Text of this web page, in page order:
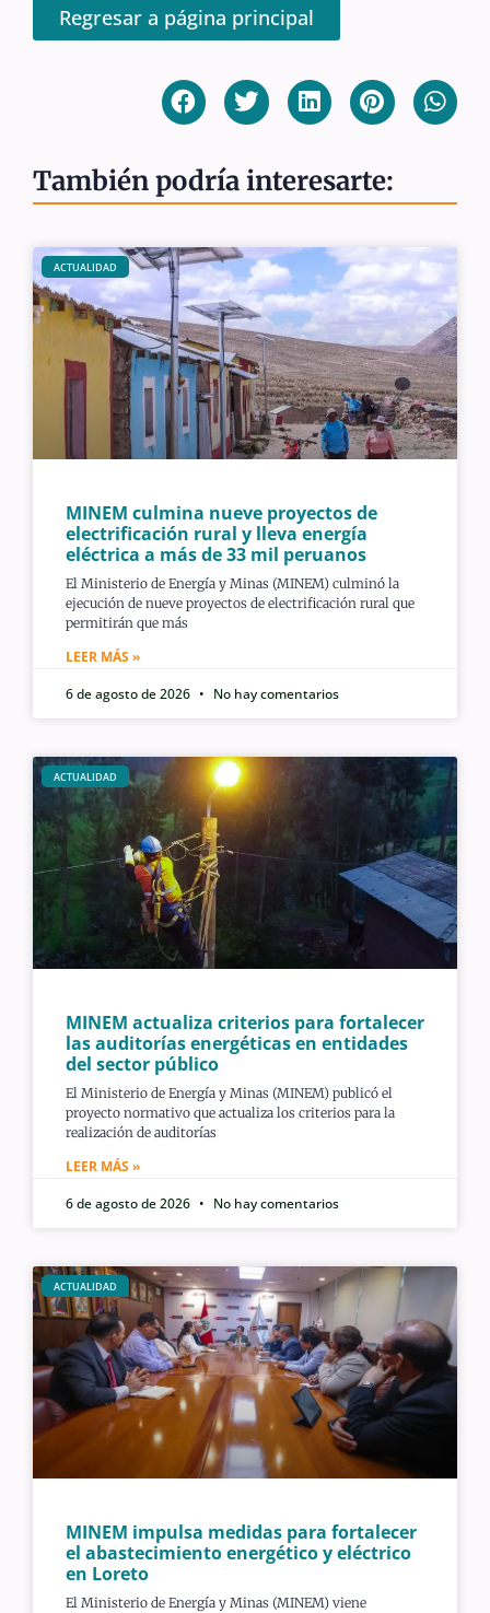
Regresar a página principal
También podría interesarte:
ACTUALIDAD
MINEM culmina nueve proyectos de
electrificación rural y lleva energía
eléctrica a más de 33 mil peruanos
El Ministerio de Energía y Minas (MINEM) culminó la
ejecución de nueve proyectos de electrificación rural que
permitirán que más
LEER MÁS »
6 de agosto de 2026
No hay comentarios
ACTUALIDAD
MINEM actualiza criterios para fortalecer
las auditorías energéticas en entidades
del sector público
El Ministerio de Energía y Minas (MINEM) publicó el
proyecto normativo que actualiza los criterios para la
realización de auditorías
LEER MÁS »
6 de agosto de 2026
No hay comentarios
ACTUALIDAD
MINEM impulsa medidas para fortalecer
el abastecimiento energético y eléctrico
en Loreto
El Ministerio de Energía y Minas (MINEM) viene